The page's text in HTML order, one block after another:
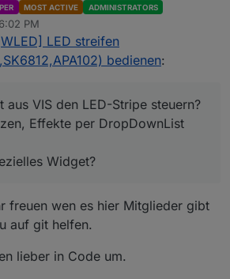
WEB-GUI ist erreichbar und
lassen sich darüber steuern,
habe ich den Adapter ioBroker.wled ( V
sind auch in ioBroker
jetzt aus VIS den LED-Stripe steuern?
setzen, Effekte per DropDownList
spezielles Widget?
MOST ACTIVE ADMINISTRATORS
PM
LED streifen
bedienen:
aus VIS den LED-Stripe steuern?
Effekte per DropDownList
Widget?
freuen wen es hier Mitglieder gibt
auf git helfen.
lieber in Code um.